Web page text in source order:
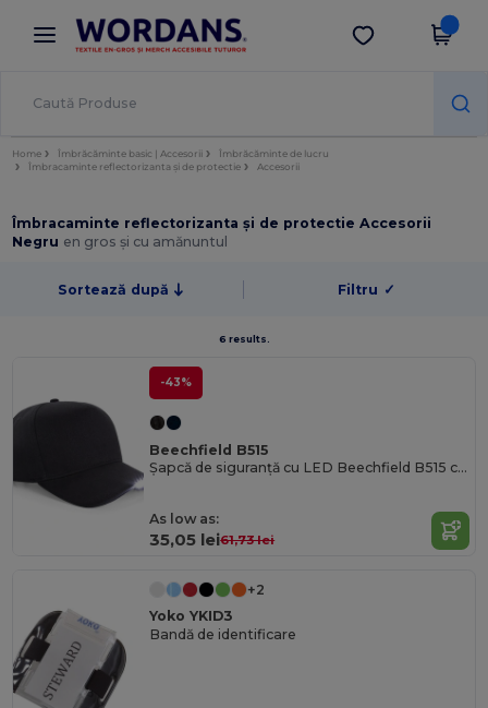
× Aplicația Wordans
Prețuri mai bune în aplicație!
Descarcă app
Home Îmbrăcăminte basic | Accesorii
Îmbrăcăminte de lucru
Îmbracaminte reflectorizanta și de protectie
Accesorii
Îmbracaminte reflectorizanta și de protectie Accesorii
Negru en gros și cu amănuntul
Sortează după Filtru ✓
6 results.
-43%
Beechfield B515
Șapcă de siguranță cu LED Beechfield B515 cu ajustare reglabilă
As low as:
35,05 lei61,73 lei
+2
Yoko YKID3
Bandă de identificare